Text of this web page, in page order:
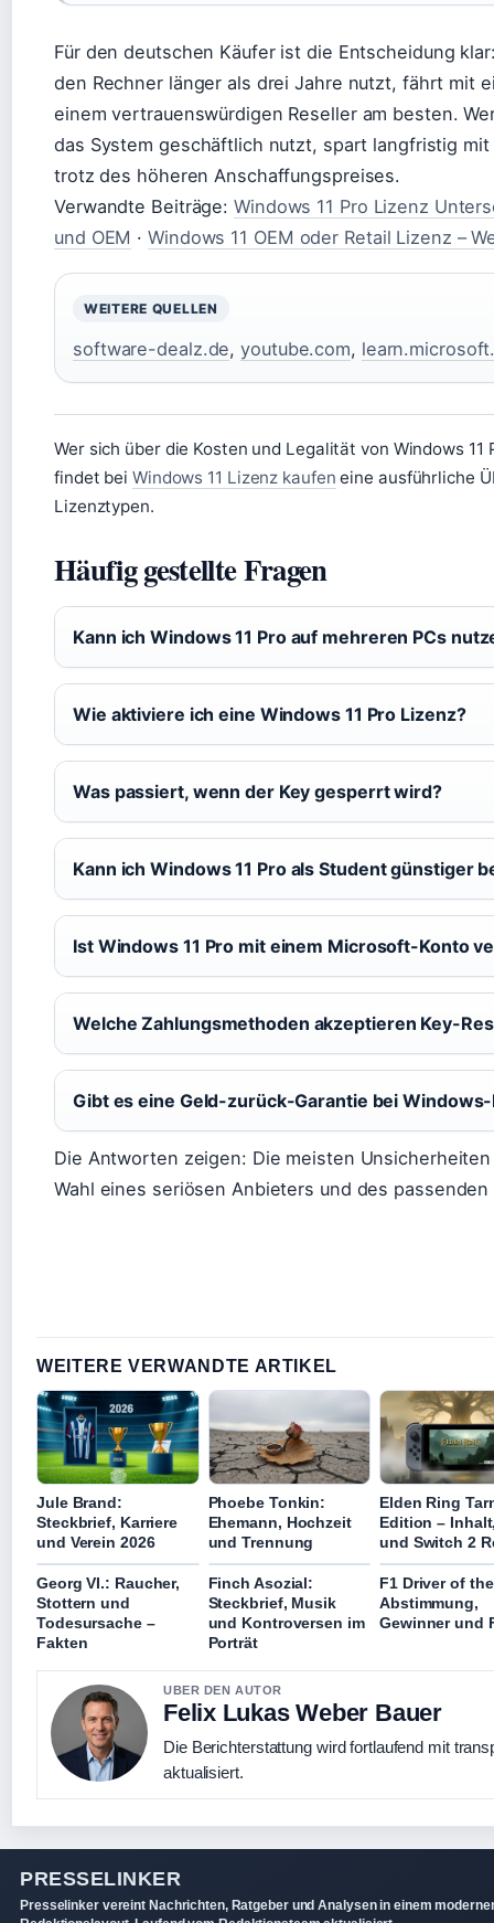
Für den deutschen Käufer ist die Entscheidung
den Rechner länger als drei Jahre nutzt, fährt mit
einem vertrauenswürdigen Reseller am besten.
das System geschäftlich nutzt, spart langfristig mit
trotz des höheren Anschaffungspreises.
Verwandte Beiträge: Windows 11 Pro Lizenz
und OEM ·Windows 11 OEM oder Retail Lizenz –
WEITERE QUELLEN
software-dealz.de,youtube.com,
Wer sich über die Kosten und Legalität von Windows
findet bei Windows 11 Lizenz kaufen eine ausführliche
Lizenztypen.
Häufig gestellte Fragen
Kann ich Windows 11 Pro auf mehreren PCs
Wie aktiviere ich eine Windows 11 Pro Lizenz?
Was passiert, wenn der Key gesperrt wird?
Kann ich Windows 11 Pro als Student günstiger
Ist Windows 11 Pro mit einem Microsoft-Konto
Welche Zahlungsmethoden akzeptieren Key-
Gibt es eine Geld-zurück-Garantie bei
Die Antworten zeigen: Die meisten
Wahl eines seriösen Anbieters und des
WEITERE VERWANDTE ARTIKEL
Jule Brand:
Steckbrief, Karriere
und Verein 2026
Phoebe Tonkin:
Ehemann, Hochzeit
und Trennung
Elden Ring
Edition –
und Switch 2
Georg VI.: Raucher,
Stottern und
Todesursache –
Fakten
Finch Asozial:
Steckbrief, Musik
und Kontroversen im
Porträt
F1 Driver of
Abstimmung,
Gewinner und
UBER DEN AUTOR
Felix Lukas Weber Bauer
Die Berichterstattung wird fortlaufend mit
aktualisiert.
PRESSELINKER
Presselinker vereint Nachrichten, Ratgeber und Analysen in einem